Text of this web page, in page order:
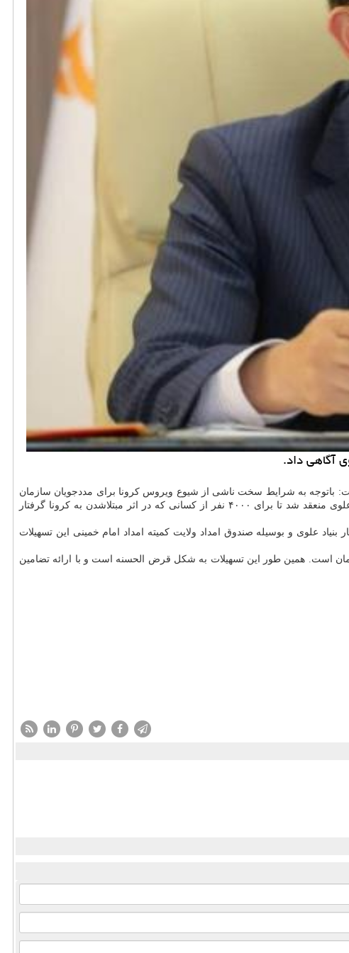
باتوجه به شرایط سخت ناشی از شیوع ویروس کرونا برای مددجویان سازمان
بهزیستی و اینکه بعضی از آنها با مشکلات معیشتی به دنبال مبتلاشدن به کرونا رو به رو شده اند، تفاهم نامه ای بین سازمان بهزیستی و بنیاد علوی منعقد شد تا برای ۴۰۰۰ نفر از کسانی که در اثر مبتلاشدن به کرونا گرفتار
علوی و بوسیله صندوق امداد ولایت کمیته امداد امام خمینی این تسهیلات
کشور، برای هر استان سهمیه ای تعیین شده و مجموع مبلغ تامین اعتبار شده توسط بنیاد علوی مبلغ ۲۰ میلیارد تومان است. همین طور این تسهیلات به شکل قرض الحسنه است و با ارائه تضامین